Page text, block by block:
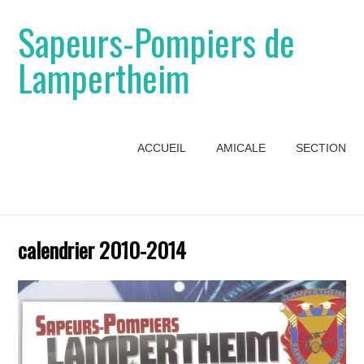
Sapeurs-Pompiers de
Lampertheim
ACCUEIL AMICALE SECTION
calendrier 2010-2014